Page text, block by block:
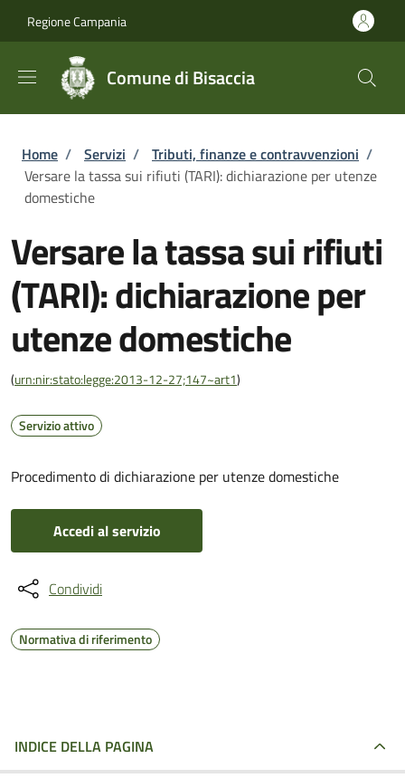
Regione Campania
Comune di Bisaccia
Briciole di pane
Home / Servizi / Tributi, finanze e contravvenzioni /
Versare la tassa sui rifiuti (TARI): dichiarazione per utenze
domestiche
Versare la tassa sui rifiuti
(TARI): dichiarazione per
utenze domestiche
(urn:nir:stato:legge:2013-12-27;147~art1)
Servizio attivo
Procedimento di dichiarazione per utenze domestiche
Accedi al servizio
Condividi
Normativa di riferimento
INDICE DELLA PAGINA